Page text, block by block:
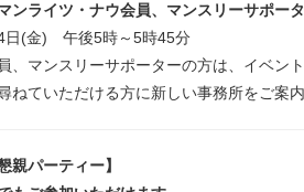
ンライツ・ナウ会員、マンスリーサポー
日(金) 午後5時～5時45分
、マンスリーサポーターの方は、イベン
ねていただける方に新しい事務所をご案
親パーティー】